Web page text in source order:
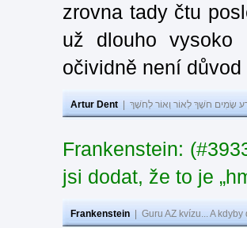
zrovna tady čtu
už dlouho
očividně není
Artur Dent שָׂמִים חֹשֶׁךְ לְאוֹר וְאוֹר לְחֹשֶׁךְ
Frankenstein:
jsi dodat, že to je
Frankenstein Guru AZ kvízu... A